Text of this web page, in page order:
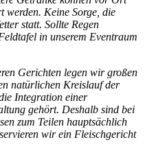
werden. Keine Sorge, die
statt. Sollte Regen
in unserem Eventraum
Gerichten legen wir großen
natürlichen Kreislauf der
Integration einer
gehört. Deshalb sind bei
zum Teilen hauptsächlich
wir ein Fleischgericht